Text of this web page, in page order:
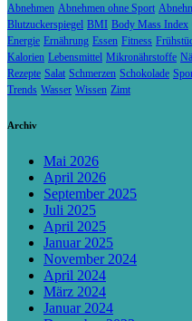
Abnehmen Abnehmen ohne Sport
Blutzuckerspiegel BMI Body Mass Index
Energie Ernährung Essen Fitness
Kalorien Lebensmittel Mikronährstoffe
Rezepte Salat Schmerzen Schokolade
Trends Wasser Wissen Zimt
Archiv
Mai 2026
April 2026
September 2025
Juli 2025
April 2025
Januar 2025
November 2024
April 2024
März 2024
Januar 2024